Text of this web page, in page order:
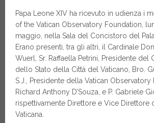
Papa Leone XIV ha ricevuto in udienza i
of the Vatican Observatory Foundation,
maggio, nella Sala del Concistoro del
Erano presenti, tra gli altri, il Cardinale
Wuerl, Sr. Raffaella Petrini, Presidente del
dello Stato della Città del Vaticano, Bro.
S.J., Presidente della Vatican Observatory
Richard Anthony D’Souza, e P. Gabriele
rispettivamente Direttore e Vice Direttore
Vaticana.